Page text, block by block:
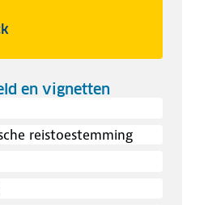
en vignetten
reistoestemming